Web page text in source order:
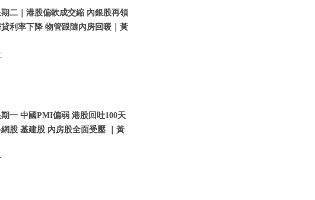
期二｜港股偏軟成交縮 內銀股再領
利率下降 物管跟隨內房回暖｜黃
期一 中國PMI偏弱 港股回吐100天
股 基建股 內房股全面受壓 ｜黃